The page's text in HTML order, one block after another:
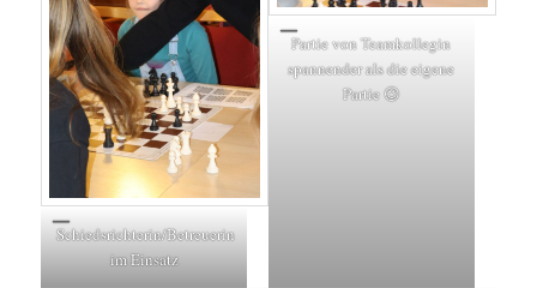
Schiedsrichterin/Betreuerin
im Einsatz
Partie von Teamkollegin
spannender als die eigene
Partie 😉